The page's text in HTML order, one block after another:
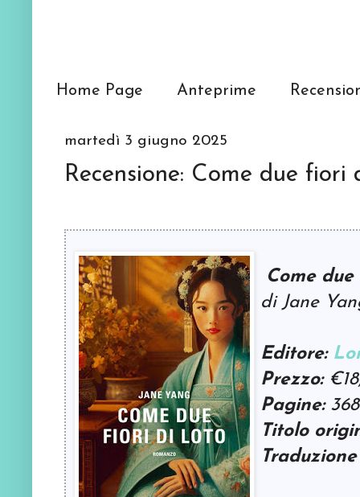
Home Page Anteprime
martedì 3 giugno 2025
Recensione: Come due fiori
Come
di Jane
Editore:
Prezzo:
Pagine: 368
Titolo